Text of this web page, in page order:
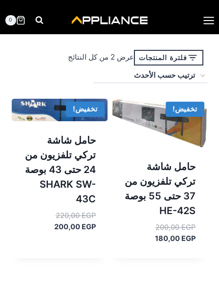
إلى
المحتوى
0
فلترة المنتجات عرض ⁦2⁩ من كل النتائج
الأحدث
تخفيض!
حامل شاشة
تركي تلفزيون من
37 حتى 55 بوصة
HE-42S
200,00EGP
السعر
الأصلي180,00 EGP
السعر
تخفيض!
حامل شاشة
تركي تلفزيون من
24 حتى 43 بوصة
SHARK SW-
43C
220,00EGP
السعر
الأصلي200,00 EGP
السعر